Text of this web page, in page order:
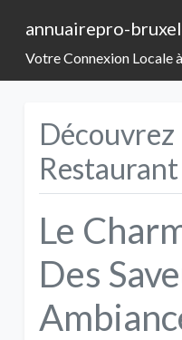
annuairepro-
Votre Connexion Locale
Découvrez
Le
Des